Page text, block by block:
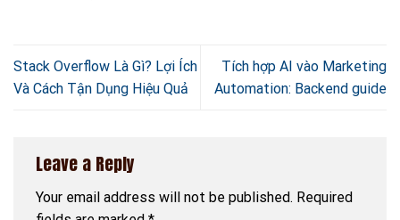
Stack Overflow Là Gì? Lợi Ích
Và Cách Tận Dụng Hiệu Quả
Tích hợp AI vào Marketing
Automation: Backend guide
Leave a Reply
Your email address will not be published. Required